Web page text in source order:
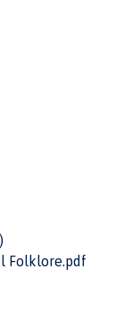
Folklore.pdf